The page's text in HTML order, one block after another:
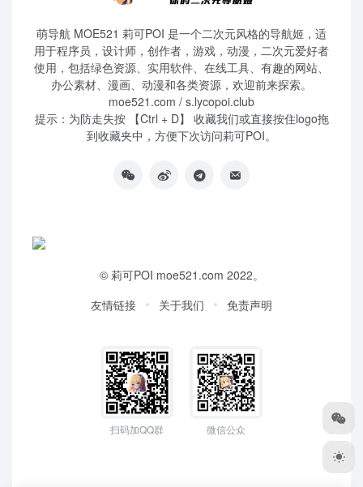
萌导航 MOE521 莉可POI 是一个二次元风格的导航姬，适
用于程序员，设计师，创作者，游戏，动漫，二次元爱好者
使用，包括绿色资源、实用软件、在线工具、有趣的网站、
办公素材、漫画、动漫和各类资源，欢迎前来探索。
moe521.com / s.lycopoi.club
提示：为防走失按 【Ctrl + D】 收藏我们或直接按住logo拖
到收藏夹中，方便下次访问莉可POI。
© 莉可POI moe521.com 2022。
友情链接
关于我们 免责声明
扫码加QQ群 微信公众